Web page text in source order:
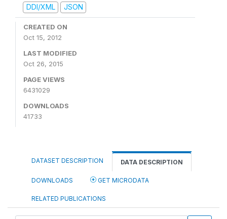
DDI/XML
JSON
CREATED ON
Oct 15, 2012
LAST MODIFIED
Oct 26, 2015
PAGE VIEWS
6431029
DOWNLOADS
41733
DATASET DESCRIPTION DATA DESCRIPTION
DOWNLOADS GET MICRODATA
RELATED PUBLICATIONS